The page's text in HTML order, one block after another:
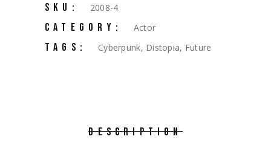
SKU: 2008-4
CATEGORY: Actor
TAGS: Cyberpunk, Distopia, Future
DESCRIPTION